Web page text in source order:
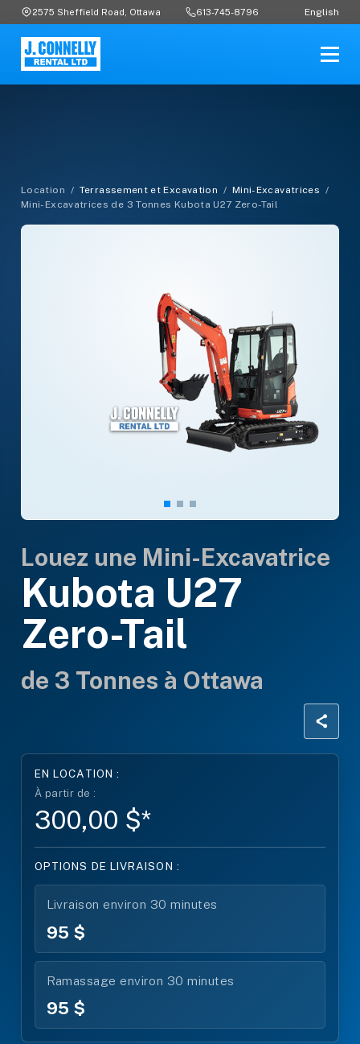
2575 Sheffield Road, Ottawa 613-745-8796 English
Location / Terrassement et Excavation / Mini-Excavatrices /
Mini-Excavatrices de 3 Tonnes Kubota U27 Zero-Tail
Louez une Mini-Excavatrice
Kubota U27
Zero-Tail
de 3 Tonnes à Ottawa
EN LOCATION :
À partir de :
300,00 $*
OPTIONS DE LIVRAISON :
Livraison environ 30 minutes
95 $
Ramassage environ 30 minutes
95 $